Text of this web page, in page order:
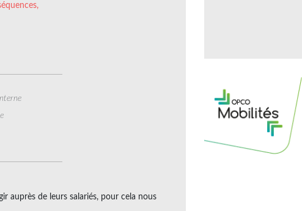
auprès de leurs salariés, pour cela nous